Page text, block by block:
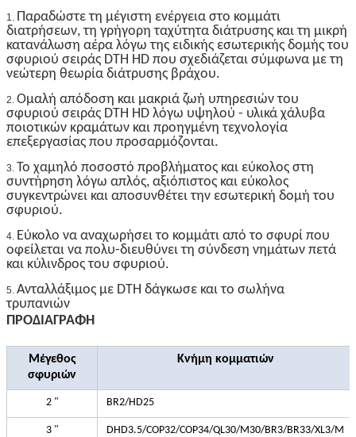
1. Παραδώστε τη μέγιστη ενέργεια στο κομμάτι
διατρήσεων, τη γρήγορη ταχύτητα διάτρυσης και τη μικρή
κατανάλωση αέρα λόγω της ειδικής εσωτερικής δομής του
σφυριού σειράς DTH HD που σχεδιάζεται σύμφωνα με τη
νεώτερη θεωρία διάτρυσης βράχου.
2. Ομαλή απόδοση και μακριά ζωή υπηρεσιών του
σφυριού σειράς DTH HD λόγω υψηλού - υλικά χάλυβα
ποιοτικών κραμάτων και προηγμένη τεχνολογία
επεξεργασίας που προσαρμόζονται.
3. Το χαμηλό ποσοστό προβλήματος και εύκολος στη
συντήρηση λόγω απλός, αξιόπιστος και εύκολος
συγκεντρώνει και αποσυνθέτει την εσωτερική δομή του
σφυριού.
4. Εύκολο να αναχωρήσει το κομμάτι από το σφυρί που
οφείλεται να πολυ-διευθύνει τη σύνδεση νημάτων πετά
και κύλινδρος του σφυριού.
5. Ανταλλάξιμος με DTH δάγκωσε και το σωλήνα
τρυπανιών
ΠΡΟΔΙΑΓΡΑΦΗ
Μέγεθος
σφυριών
Κνήμη κομματιών
2 " BR2/HD25
3 " DHD3.5/COP32/COP34/QL30/M30/BR3/BR33/XL3/M